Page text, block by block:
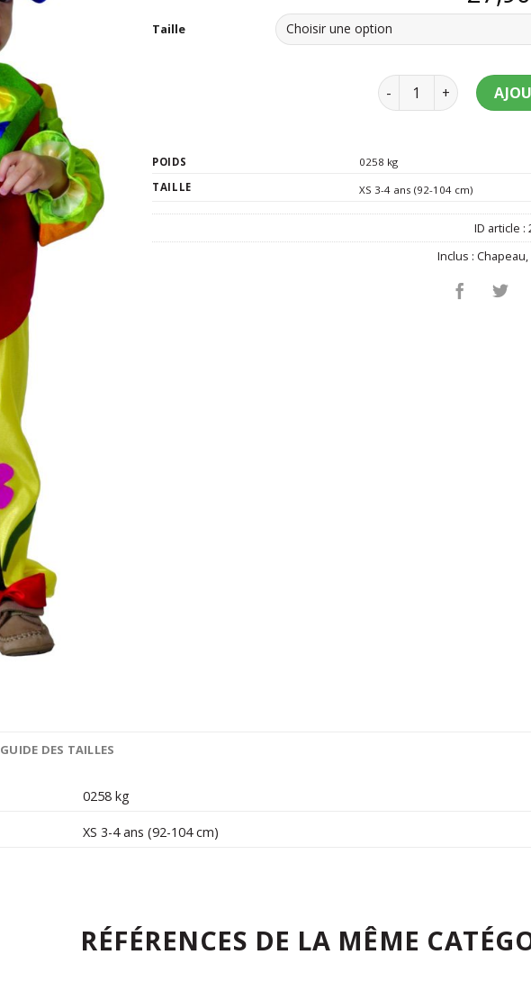
Taille
quantité de
POIDS
0258 kg
TAILLE
XS 3-4 ans (92-104 cm)
ID article :
Inclus :Chapeau,
GUIDE DES TAILLES
0258 kg
XS 3-4 ans (92-104 cm)
RÉFÉRENCES DE LA MÊME